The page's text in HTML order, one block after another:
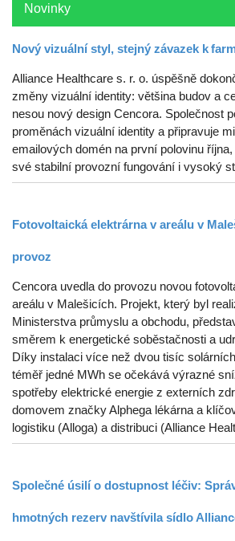
Novinky
Nový vizuální styl, stejný závazek k
Alliance Healthcare s. r. o. úspěšně
změny vizuální identity: většina budov a
nesou nový design Cencora. Společnost
proměnách vizuální identity a připravuje
emailových domén na první polovinu
své stabilní provozní fungování i vysoký
Fotovoltaická elektrárna v areálu v
provoz
Cencora uvedla do provozu novou
areálu v Malešicích. Projekt, který byl
Ministerstva průmyslu a obchodu,
směrem k energetické soběstačnosti a
Díky instalaci více než dvou tisíc
téměř jedné MWh se očekává výrazné
spotřeby elektrické energie z externích
domovem značky Alphega lékárna a
logistiku (Alloga) a distribuci (Alliance
Společné úsilí o dostupnost léčiv:
hmotných rezerv navštívila sídlo